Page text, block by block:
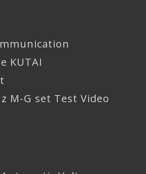
KUTAI
M-G set Test Video